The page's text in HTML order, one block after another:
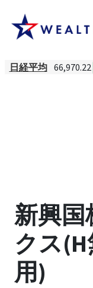
日経平均 66,970.22
新興国
クス
用)